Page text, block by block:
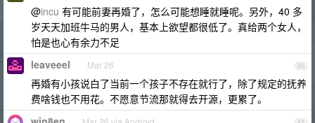
@incu 有可能前妻再婚了，怎么可能想睡就睡呢。另外，40 多
岁天天加班牛马的男人，基本上欲望都很低了。真给两个女人，
怕是也心有余力不足
86
leaveeel Mar 26
再婚有小孩说白了当前一个孩子不存在就行了，除了规定的抚养
费啥钱也不用花。不愿意节流那就得去开源，更累了。